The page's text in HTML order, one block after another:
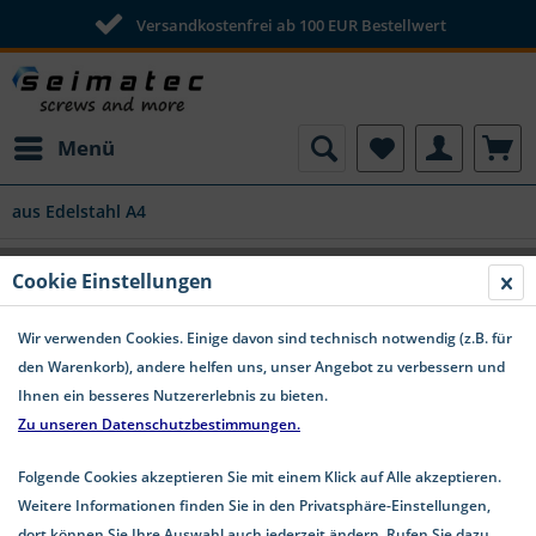
Versandkostenfrei ab 100 EUR Bestellwert
Menü
aus Edelstahl A4
Produktfilter
Cookie Einstellungen
Wir verwenden Cookies. Einige davon sind technisch notwendig (z.B. für
den Warenkorb), andere helfen uns, unser Angebot zu verbessern und
Ihnen ein besseres Nutzererlebnis zu bieten.
Zu unseren Datenschutzbestimmungen.
Folgende Cookies akzeptieren Sie mit einem Klick auf Alle akzeptieren.
Weitere Informationen finden Sie in den Privatsphäre-Einstellungen,